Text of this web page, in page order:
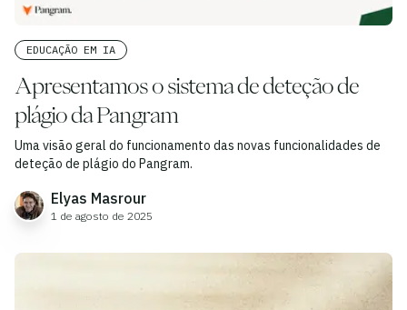
EDUCAÇÃO EM IA
Apresentamos o sistema de deteção de
plágio da Pangram
Uma visão geral do funcionamento das novas funcionalidades de
deteção de plágio do Pangram.
Elyas Masrour
1 de agosto de 2025